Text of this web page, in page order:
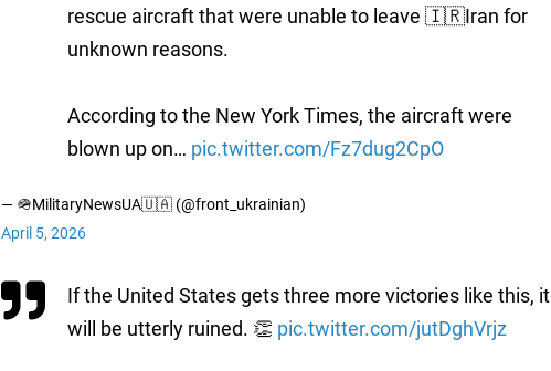
rescue aircraft that were unable to leave 🇮🇷Iran for
unknown reasons.
According to the New York Times, the aircraft were
blown up on… pic.twitter.com/Fz7dug2CpO
— 🪖MilitaryNewsUA🇺🇦 (@front_ukrainian)
April 5, 2026
If the United States gets three more victories like this, it
will be utterly ruined. 👏 pic.twitter.com/jutDghVrjz